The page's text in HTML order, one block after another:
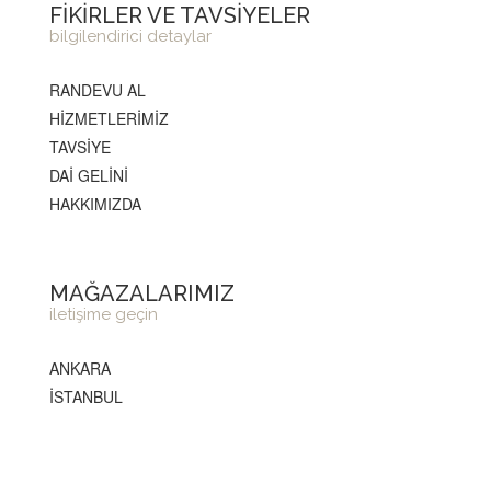
FİKİRLER VE TAVSİYELER
bilgilendirici detaylar
RANDEVU AL
HİZMETLERİMİZ
TAVSİYE
DAİ GELİNİ
HAKKIMIZDA
MAĞAZALARIMIZ
iletişime geçin
ANKARA
İSTANBUL